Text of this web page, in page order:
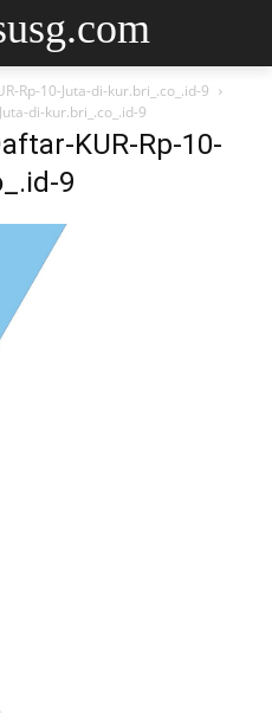
Rp-10-Juta-di-kur.bri_.co_.id-9
di-kur.bri_.co_.id-9
KUR-Rp-10-
9